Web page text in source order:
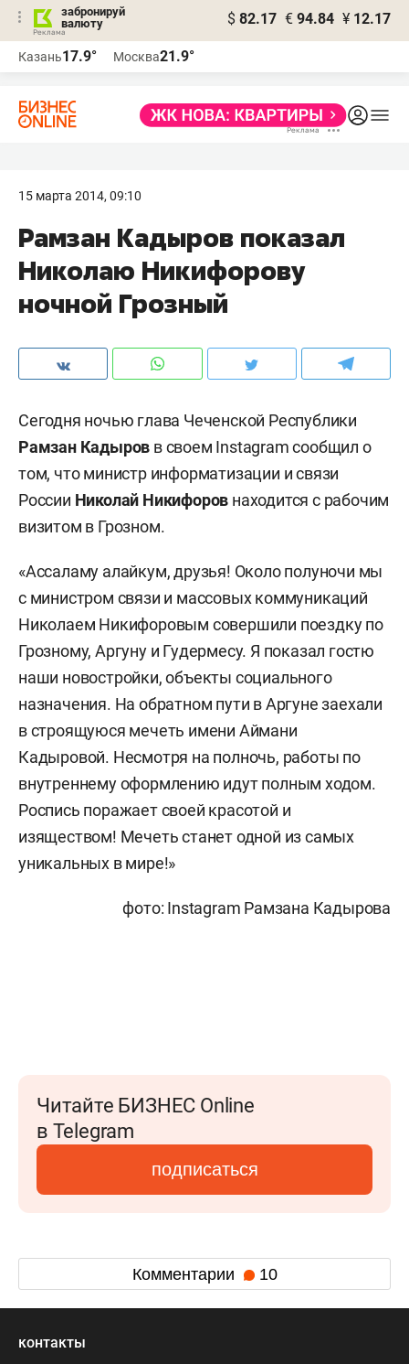
забронируй
валюту
$ 82.17 € 94.84 ¥ 12.17
Казань17.9° Москва21.9°
15 марта 2014, 09:10
Рамзан Кадыров показал
Николаю Никифорову
ночной Грозный
Сегодня ночью глава Чеченской Республики
Рамзан Кадыров в своем Instagram сообщил о
том, что министр информатизации и связи
России Николай Никифоров находится с рабочим
визитом в Грозном.
«Ассаламу алайкум, друзья! Около полуночи мы
с министром связи и массовых коммуникаций
Николаем Никифоровым совершили поездку по
Грозному, Аргуну и Гудермесу. Я показал гостю
наши новостройки, объекты социального
назначения. На обратном пути в Аргуне заехали
в строящуюся мечеть имени Аймани
Кадыровой. Несмотря на полночь, работы по
внутреннему оформлению идут полным ходом.
Роспись поражает своей красотой и
изяществом! Мечеть станет одной из самых
уникальных в мире!»
фото: Instagram Рамзана Кадырова
Читайте БИЗНЕС Online
в Telegram
подписаться
Комментарии 10
контакты